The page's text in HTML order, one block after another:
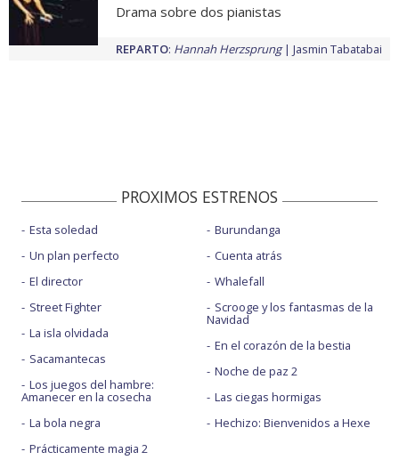
Drama sobre dos pianistas
REPARTO: Hannah Herzsprung Jasmin Tabatabai
PROXIMOS ESTRENOS
Esta soledad
Un plan perfecto
El director
Street Fighter
La isla olvidada
Sacamantecas
Los juegos del hambre:
Amanecer en la cosecha
La bola negra
Prácticamente magia 2
Burundanga
Cuenta atrás
Whalefall
Scrooge y los fantasmas de la
Navidad
En el corazón de la bestia
Noche de paz 2
Las ciegas hormigas
Hechizo: Bienvenidos a Hexe